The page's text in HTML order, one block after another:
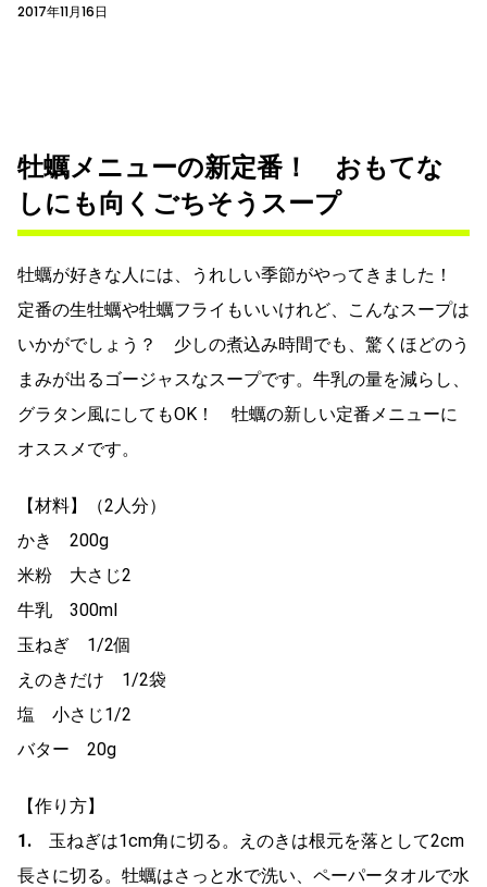
2017年11月16日
牡蠣メニューの新定番！ おもてな
しにも向くごちそうスープ
牡蠣が好きな人には、うれしい季節がやってきました！
定番の生牡蠣や牡蠣フライもいいけれど、こんなスープは
いかがでしょう？ 少しの煮込み時間でも、驚くほどのう
まみが出るゴージャスなスープです。牛乳の量を減らし、
グラタン風にしてもOK！ 牡蠣の新しい定番メニューに
オススメです。
【材料】（2人分）
かき 200g
米粉 大さじ2
牛乳 300ml
玉ねぎ 1/2個
えのきだけ 1/2袋
塩 小さじ1/2
バター 20g
【作り方】
1. 玉ねぎは1cm角に切る。えのきは根元を落として2cm
長さに切る。牡蠣はさっと水で洗い、ペーパータオルで水